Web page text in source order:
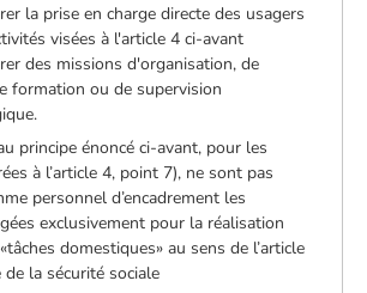
la prise en charge directe des usagers
visées à l'article 4 ci-avant
des missions d'organisation, de
formation ou de supervision
principe énoncé ci-avant, pour les
à l’article 4, point 7), ne sont pas
personnel d’encadrement les
exclusivement pour la réalisation
domestiques» au sens de l’article
la sécurité sociale